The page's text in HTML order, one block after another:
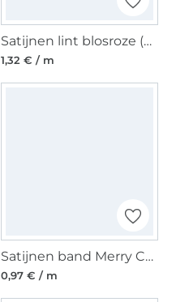
Satijnen lint blosroze (25 mm)
1,32 € / m
Satijnen band Merry Christmas 25 mm, wit
0,97 € / m